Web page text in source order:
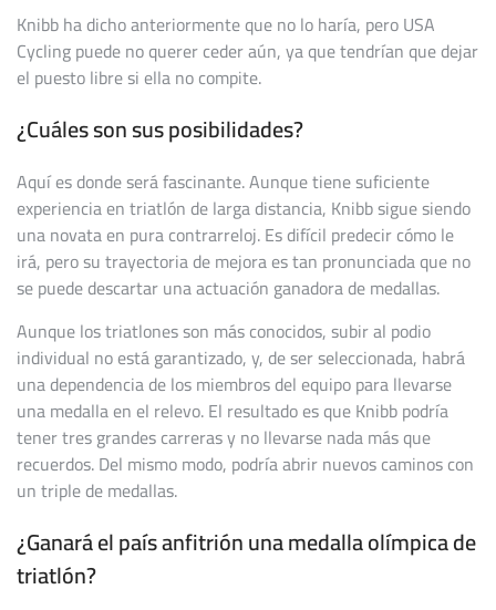
Knibb ha dicho anteriormente que no lo haría, pero USA
Cycling puede no querer ceder aún, ya que tendrían que dejar
el puesto libre si ella no compite.
¿Cuáles son sus posibilidades?
Aquí es donde será fascinante. Aunque tiene suficiente
experiencia en triatlón de larga distancia, Knibb sigue siendo
una novata en pura contrarreloj. Es difícil predecir cómo le
irá, pero su trayectoria de mejora es tan pronunciada que no
se puede descartar una actuación ganadora de medallas.
Aunque los triatlones son más conocidos, subir al podio
individual no está garantizado, y, de ser seleccionada, habrá
una dependencia de los miembros del equipo para llevarse
una medalla en el relevo. El resultado es que Knibb podría
tener tres grandes carreras y no llevarse nada más que
recuerdos. Del mismo modo, podría abrir nuevos caminos con
un triple de medallas.
¿Ganará el país anfitrión una medalla olímpica de
triatlón?